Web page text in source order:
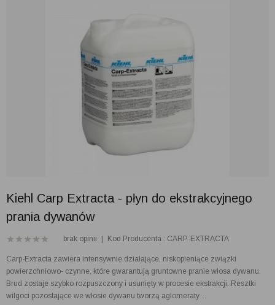
Kiehl Carp Extracta - płyn do ekstrakcyjnego
prania dywanów
brak opinii Kod Producenta : CARP-EXTRACTA
Carp-Extracta zawiera intensywnie działające, niskopieniące związki
powierzchniowo- czynne, które gwarantują gruntowne pranie włosa dywanu.
Brud zostaje szybko rozpuszczony i usunięty w procesie ekstrakcji. Resztki
wilgoci pozostające we włosie dywanu tworzą aglomeraty ...